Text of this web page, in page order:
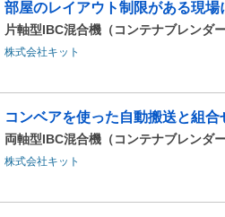
部屋のレイアウト制限がある現
片軸型IBC混合機（コンテナブレンダ
株式会社キット
コンベアを使った自動搬送と組
両軸型IBC混合機（コンテナブレンダ
株式会社キット